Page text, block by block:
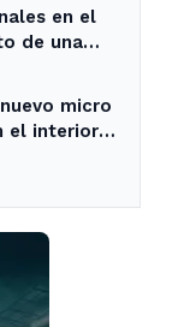
en el
de una
micro
el interior